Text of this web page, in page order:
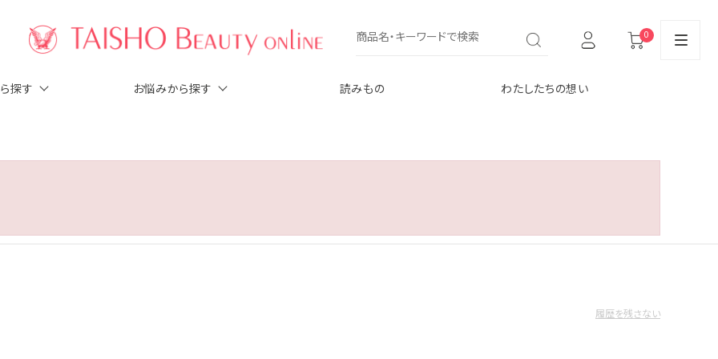
0
探す お悩みから探す 読みもの わたしたちの想い
履歴を残さない